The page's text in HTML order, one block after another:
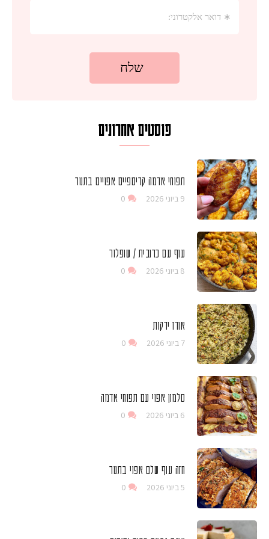
פוסטים אחרונים
תפוחי אדמה קריספיים אפויים בתנור
9 ביוני 2026 0
עוף עם כרובית / שופלור
8 ביוני 2026 0
אורז ירקות
7 ביוני 2026 0
סלמון אפוי עם תפוחי אדמה
6 ביוני 2026 0
חזה עוף שלם אפוי בתנור
5 ביוני 2026 0